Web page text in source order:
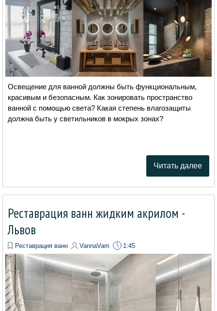
Освещение для ванной должны быть функциональным,
красивым и безопасным. Как зонировать пространство
ванной с помощью света? Какая степень влагозащиты
должна быть у светильников в мокрых зонах?
Читать далее
Реставрация ванн жидким акрилом -
Львов
Реставрация ванн VannaVam 1:45